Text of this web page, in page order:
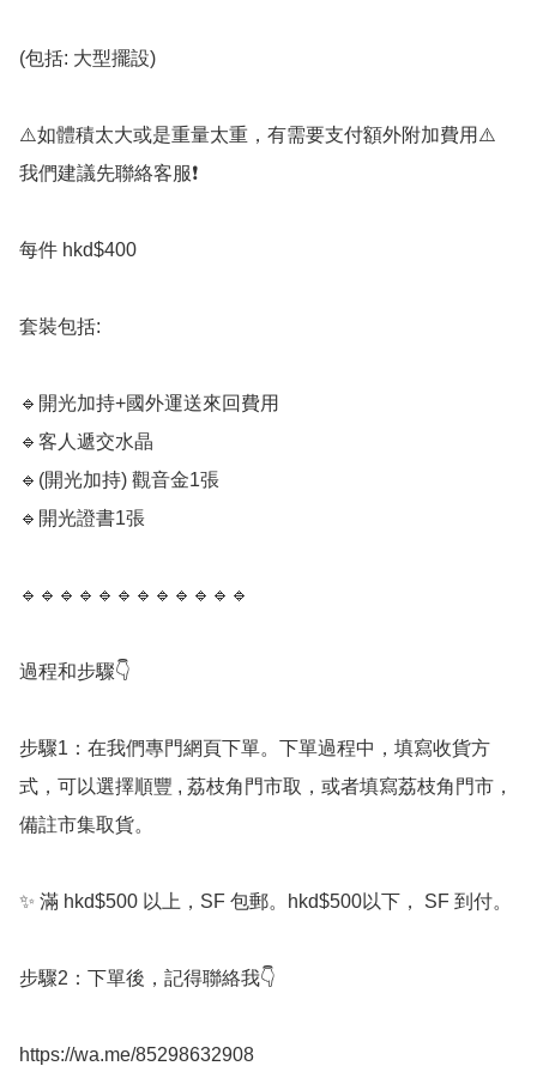
(包括: 大型擺設)
⚠️如體積太大或是重量太重，有需要支付額外附加費用⚠️
我們建議先聯絡客服❗️
每件 hkd$400
套裝包括:
🔹️開光加持+國外運送來回費用
🔹️客人遞交水晶
🔹️(開光加持) 觀音金1張
🔹️開光證書1張
🔹️🔹️🔹️🔹️🔹️🔹️🔹️🔹️🔹️🔹️🔹️🔹️
過程和步驟👇
步驟1：在我們專門網頁下單。下單過程中，填寫收貨方
式，可以選擇順豐 , 荔枝角門市取，或者填寫荔枝角門市，
備註市集取貨。
✨️ 滿 hkd$500 以上，SF 包郵。hkd$500以下， SF 到付。
步驟2：下單後，記得聯絡我👇
https://wa.me/85298632908